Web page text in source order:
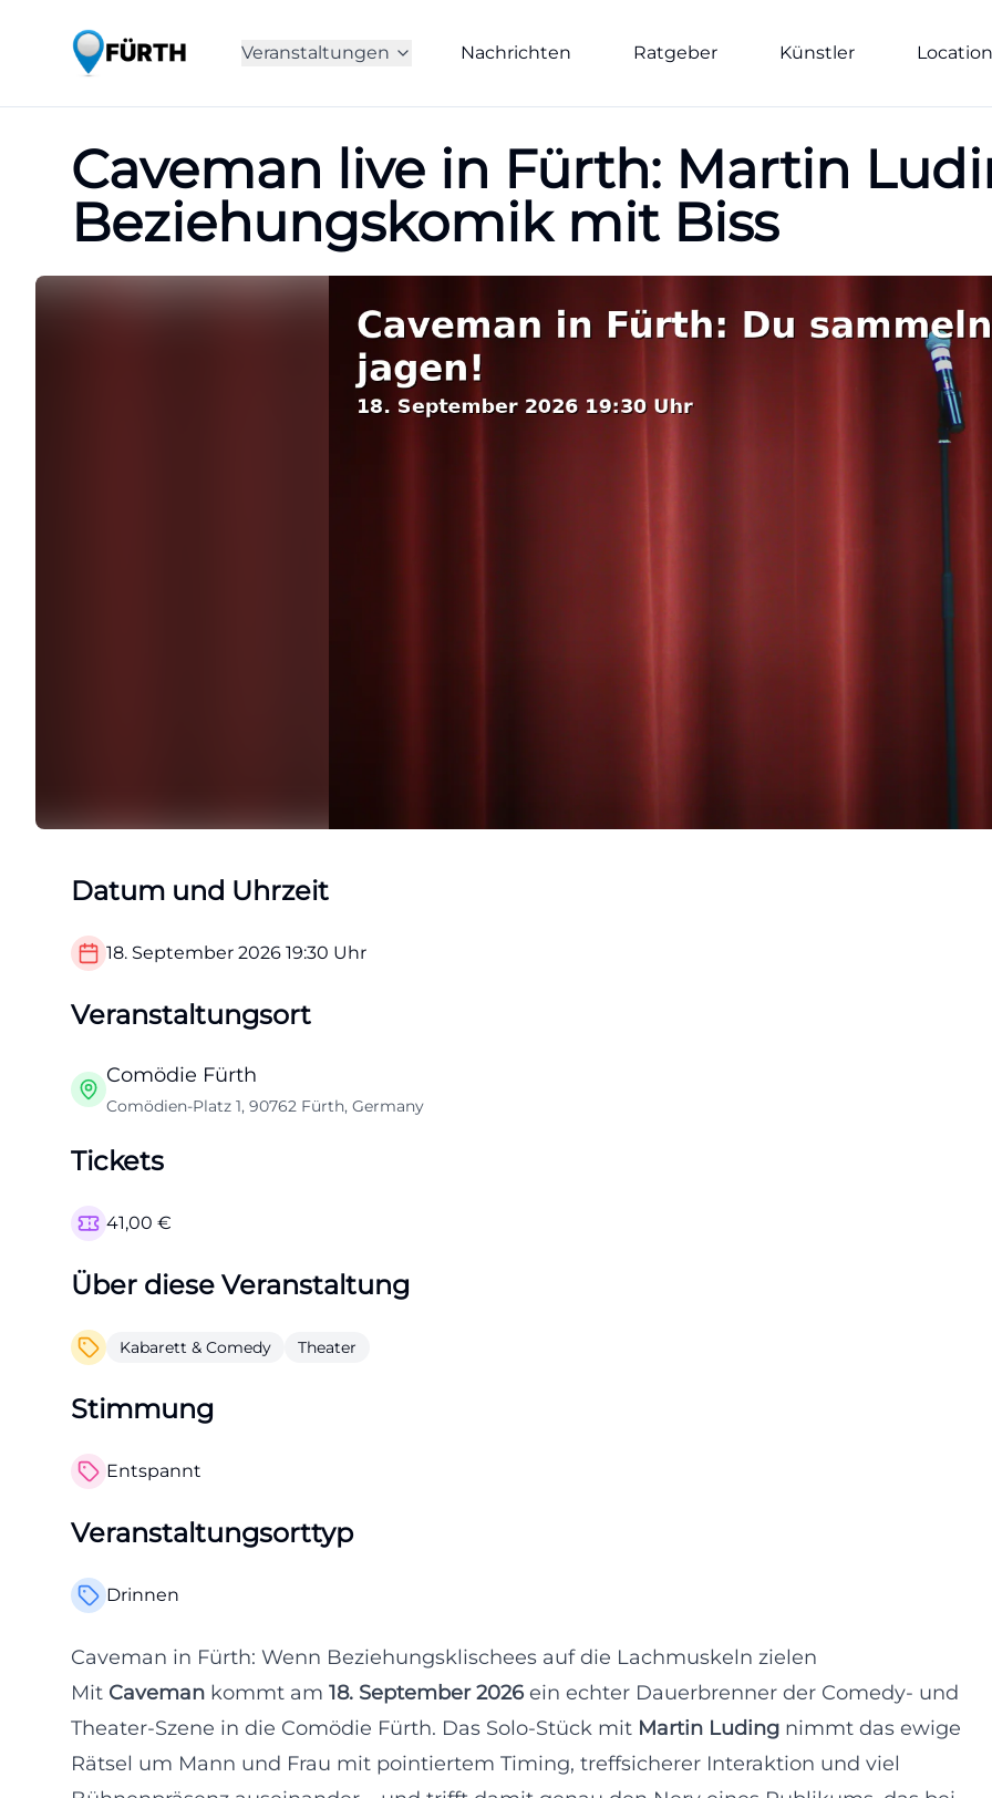
Veranstaltungen Nachrichten Ratgeber Künstler
Caveman live in Fürth: Martin
Beziehungskomik mit Biss
Datum und Uhrzeit
18. September 2026 19:30 Uhr
Veranstaltungsort
Comödie Fürth
Comödien-Platz 1, 90762 Fürth, Germany
Tickets
41,00 €
Über diese Veranstaltung
Kabarett & Comedy Theater
Stimmung
Entspannt
Veranstaltungsorttyp
Drinnen
Caveman in Fürth: Wenn Beziehungsklischees auf die Lachmuskeln zielen
Mit Caveman kommt am 18. September 2026 ein echter Dauerbrenner der Comedy- und
Theater-Szene in die Comödie Fürth. Das Solo-Stück mit Martin Luding nimmt das ewige
Rätsel um Mann und Frau mit pointiertem Timing, treffsicherer Interaktion und viel